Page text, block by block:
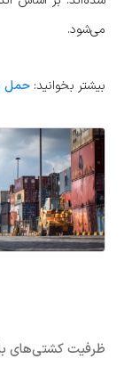
می‌شود.
بیشتر بخوانید: حمل
ظرفیت کشتی‌های